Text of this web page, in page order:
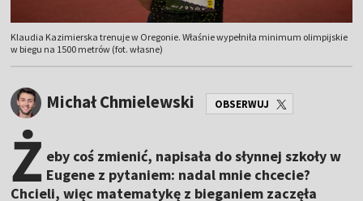
Klaudia Kazimierska trenuje w Oregonie. Właśnie wypełniła minimum olimpijskie
w biegu na 1500 metrów (fot. własne)
Michał Chmielewski OBSERWUJ
Ż eby coś zmienić, napisała do słynnej szkoły w
Eugene z pytaniem: nadal mnie chcecie?
Chcieli, więc matematykę z bieganiem zaczęła